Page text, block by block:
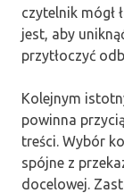
czytelnik mógł
jest, aby
przytłoczyć
Kolejnym
powinna
treści. Wybór
spójne z
docelowej.